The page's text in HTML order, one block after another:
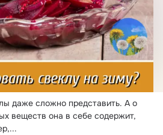
даже сложно представить. А о
веществ она в себе содержит,